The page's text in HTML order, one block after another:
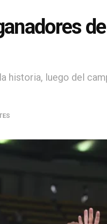
historia, luego del